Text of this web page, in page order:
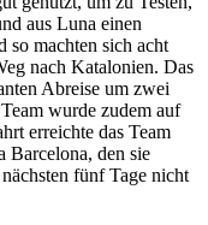
aus Luna einen
so machten sich acht
nach Katalonien. Das
Abreise um zwei
wurde zudem auf
erreichte das Team
Barcelona, den sie
fünf Tage nicht